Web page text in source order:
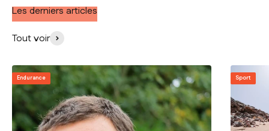
Les derniers articles
Tout voir
Endurance Sport